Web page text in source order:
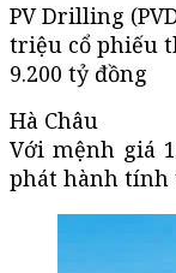
PV Drilling
triệu cổ phiếu
9.200 tỷ đồng
Hà Châu
Với mệnh giá
phát hành tính